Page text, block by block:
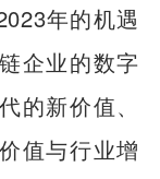
年的机遇
企业的数字
的新价值、
值与行业增